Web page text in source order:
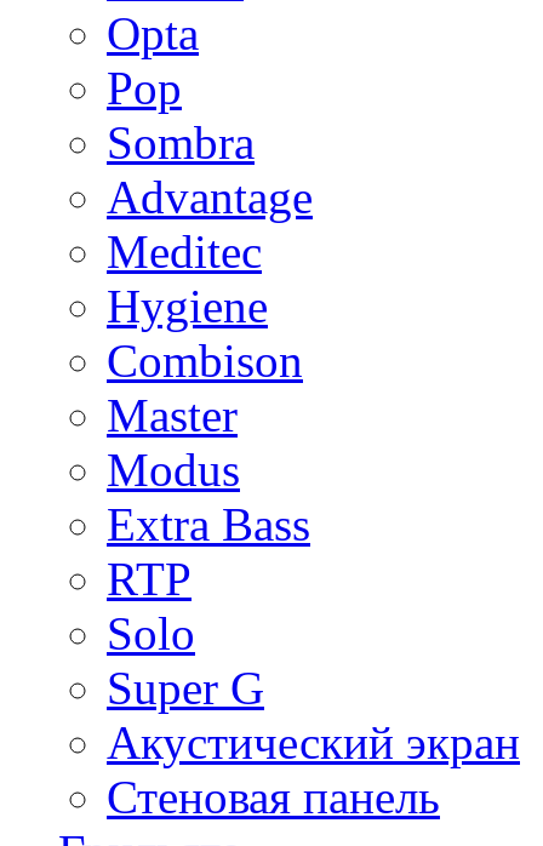
Opta
Pop
Sombra
Advantage
Meditec
Hygiene
Combison
Master
Modus
Extra Bass
RTP
Solo
Super G
Акустический экран
Стеновая панель